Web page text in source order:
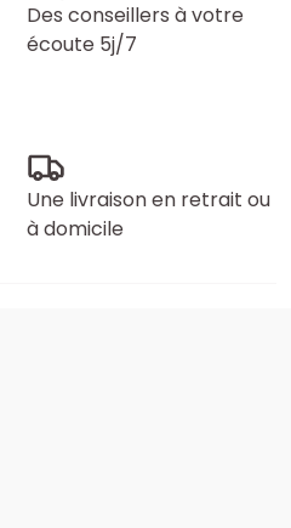
Des conseillers à votre
écoute 5j/7
Une livraison en retrait ou
à domicile